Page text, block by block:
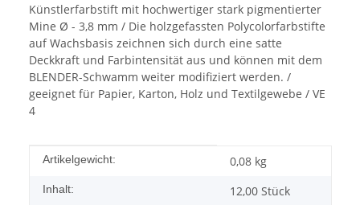
Künstlerfarbstift mit hochwertiger stark pigmentierter
Mine Ø - 3,8 mm / Die holzgefassten Polycolorfarbstifte
auf Wachsbasis zeichnen sich durch eine satte
Deckkraft und Farbintensität aus und können mit dem
BLENDER-Schwamm weiter modifiziert werden. /
geeignet für Papier, Karton, Holz und Textilgewebe / VE
4
Produkteigenschaft
Wert
Artikelgewicht: 0,08 kg
Inhalt: 12,00 Stück